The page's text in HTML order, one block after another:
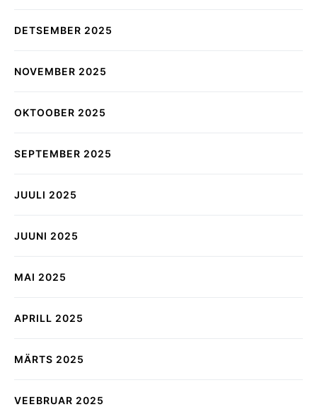
DETSEMBER 2025
NOVEMBER 2025
OKTOOBER 2025
SEPTEMBER 2025
JUULI 2025
JUUNI 2025
MAI 2025
APRILL 2025
MÄRTS 2025
VEEBRUAR 2025